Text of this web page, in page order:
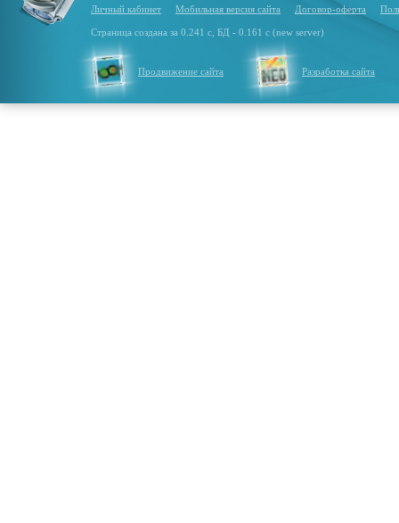
Личный кабинет Мобильная версия сайта Договор-оферта
Страница создана за 0.241 с, БД - 0.161 с (new server)
Продвижение сайта Разработка сайта